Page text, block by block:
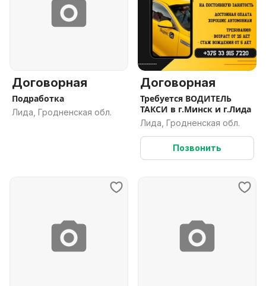
Договорная
Подработка
Лида, Гродненская обл.
Договорная
Требуется ВОДИТЕЛЬ
ТАКСИ в г.Минск и г.Лида
Лида, Гродненская обл.
Позвонить